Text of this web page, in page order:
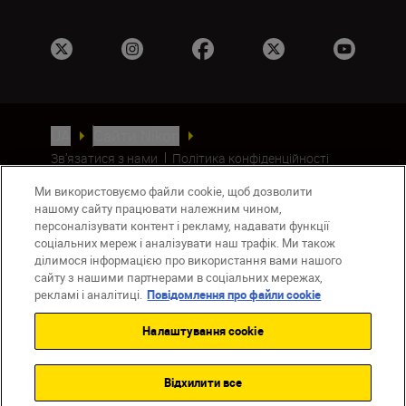
Зв’язатися з нами
Політика конфіденційності
Повідомлення про файли cookie
Налаштування Cookie
© 2026 Nikon
Back to top
Ми використовуємо файли cookie, щоб дозволити
нашому сайту працювати належним чином,
персоналізувати контент і рекламу, надавати функції
соціальних мереж і аналізувати наш трафік. Ми також
ділимося інформацією про використання вами нашого
сайту з нашими партнерами в соціальних мережах,
рекламі і аналітиці. Повідомлення про файли cookie
Налаштування cookie
Відхилити все